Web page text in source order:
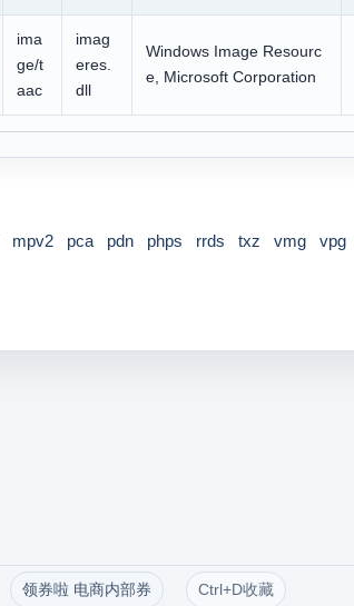
ima
ge/t
aac
imag
eres.
dll
Windows Image Resourc
e, Microsoft Corporation
mpv2 pca pdn phps rrds txz vmg vpg
领券啦 电商内部券 Ctrl+D收藏